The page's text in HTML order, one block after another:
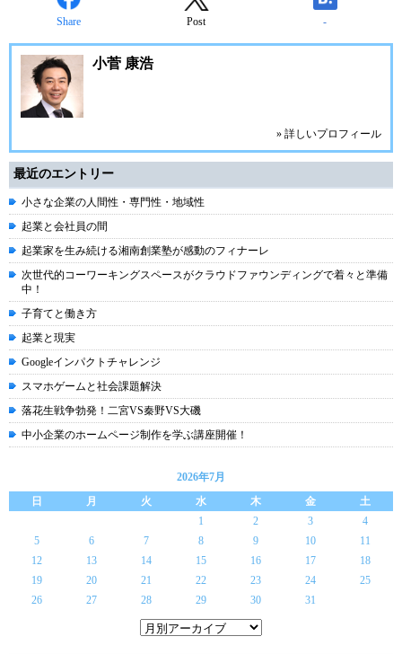
Share Post -
小菅 康浩
» 詳しいプロフィール
最近のエントリー
小さな企業の人間性・専門性・地域性
起業と会社員の間
起業家を生み続ける湘南創業塾が感動のフィナーレ
次世代的コーワーキングスペースがクラウドファウンディングで着々と準備
中！
子育てと働き方
起業と現実
Googleインパクトチャレンジ
スマホゲームと社会課題解決
落花生戦争勃発！二宮VS秦野VS大磯
中小企業のホームページ制作を学ぶ講座開催！
2026年7月
日
月 火 水 木 金
土
1
2 3
4
5
6 7 8 9 10
11
12
13 14 15 16 17
18
19
20 21 22 23 24
25
26
27 28 29 30 31